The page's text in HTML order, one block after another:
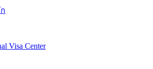
Visa Center